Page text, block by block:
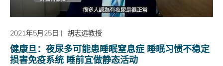
2021年5月25日 | 胡志远教授
健康旦：夜尿多可能患睡眠窒息症 睡眠习惯不稳定
损害免疫系统 睡前宜做静态活动